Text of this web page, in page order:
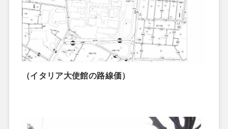
（イタリア大使館の路線価）